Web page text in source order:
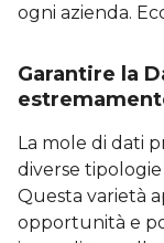
ogni azienda.
Garantire la
La mole di dati
diverse
Questa varietà
opportunità e